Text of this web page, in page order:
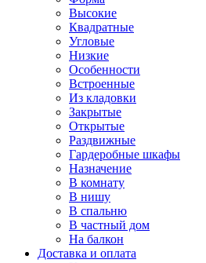
Высокие
Квадратные
Угловые
Низкие
Особенности
Встроенные
Из кладовки
Закрытые
Открытые
Раздвижные
Гардеробные шкафы
Назначение
В комнату
В нишу
В спальню
В частный дом
На балкон
Доставка и оплата